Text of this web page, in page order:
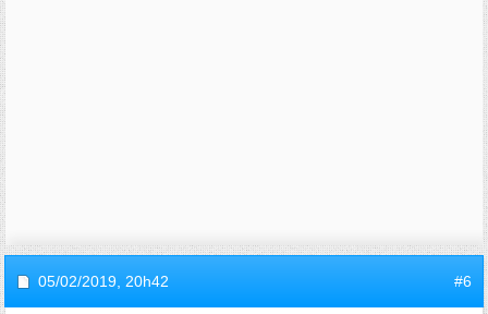
05/02/2019, 20h42 #6